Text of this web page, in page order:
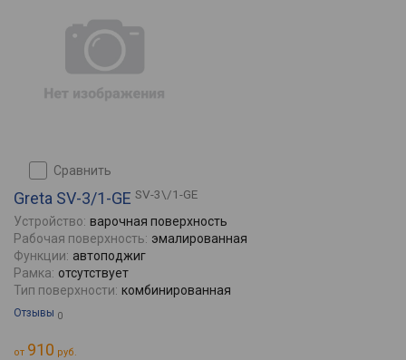
сравнить
Greta SV-3/1-GE SV-3\/1-GE
Устройство: варочная поверхность
Рабочая поверхность: эмалированная
Функции: автоподжиг
Рамка: отсутствует
Тип поверхности: комбинированная
Отзывы 0
от 910 руб.